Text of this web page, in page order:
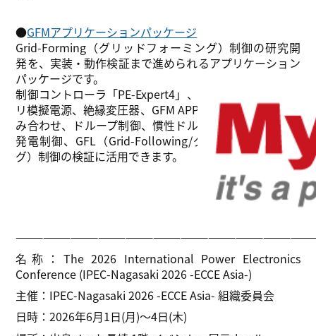
●GFMアプリケーションパッケージ
Grid-Forming（グリッドフォーミング）制御の研究開
発を、実装・動作検証まで進められるアプリケーション
パッケージです。
制御コントローラ「PE-Expert4」、インバータ、バッテ
リ模擬電源、絶縁変圧器、GFM APP専用プログラムを組
み合わせ、ドループ制御、慣性ドループ制御、仮想同期
発電制御、GFL（Grid-Following/グリッドフォロイン
グ）制御の検証に活用できます。
名称：The 2026 International Power Electronics
Conference (IPEC-Nagasaki 2026 -ECCE Asia-)
主催：IPEC-Nagasaki 2026 -ECCE Asia- 組織委員会
日時：2026年6月1日(月)～4日(木)